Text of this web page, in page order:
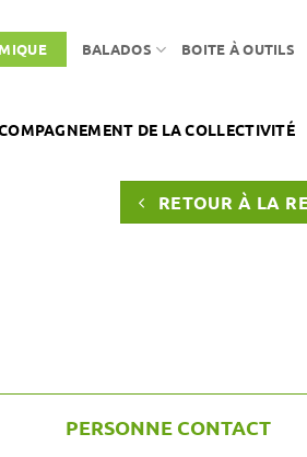
BALADOS BOITE À OUTILS
DE LA COLLECTIVITÉ
RETOUR À LA
PERSONNE CONTACT